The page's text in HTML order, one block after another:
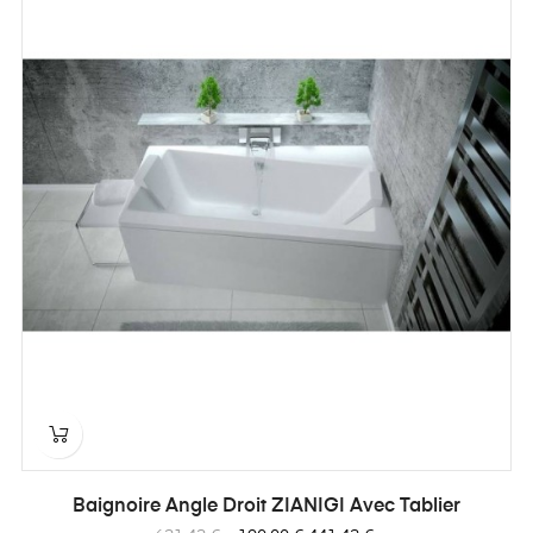
Baignoire Angle Droit ZIANIGI Avec Tablier